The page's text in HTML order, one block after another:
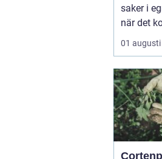
saker i
när det
01